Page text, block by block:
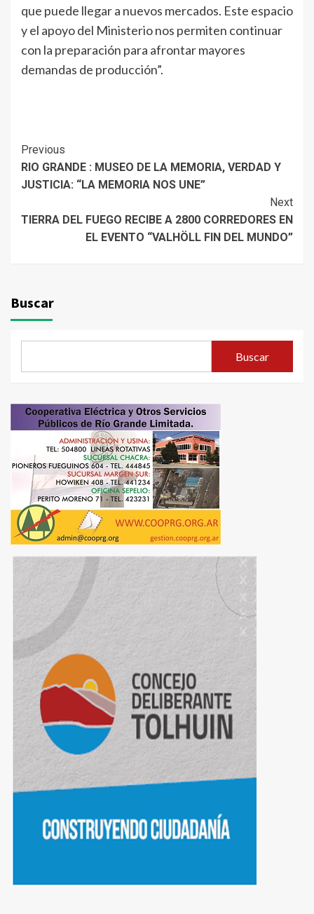
que puede llegar a nuevos mercados. Este espacio
y el apoyo del Ministerio nos permiten continuar
con la preparación para afrontar mayores
demandas de producción”.
Continue
Reading
Previous
RIO GRANDE : MUSEO DE LA MEMORIA, VERDAD Y
JUSTICIA: “LA MEMORIA NOS UNE”
Next
TIERRA DEL FUEGO RECIBE A 2800 CORREDORES EN
EL EVENTO “VALHÖLL FIN DEL MUNDO”
Buscar
Buscar